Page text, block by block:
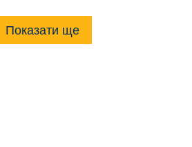
Показати ще